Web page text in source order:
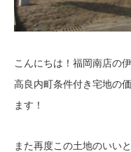
こんにちは！福岡南店の
高良内町条件付き宅地の
ます！
また再度この土地のいい